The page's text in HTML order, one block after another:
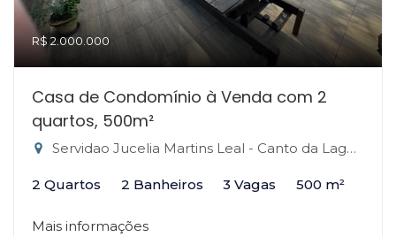
R$ 2.000.000
Casa de Condomínio à Venda com 2
quartos, 500m²
Servidao Jucelia Martins Leal - Canto da Lagoa, Florianópolis-SC
2 Quartos 2 Banheiros 3 Vagas 500 m²
Mais informações